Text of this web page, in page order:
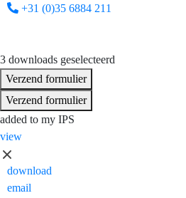
+31 (0)35 6884 211
3 downloads geselecteerd
Verzend formulier
Verzend formulier
added to my IPS
view
download
email